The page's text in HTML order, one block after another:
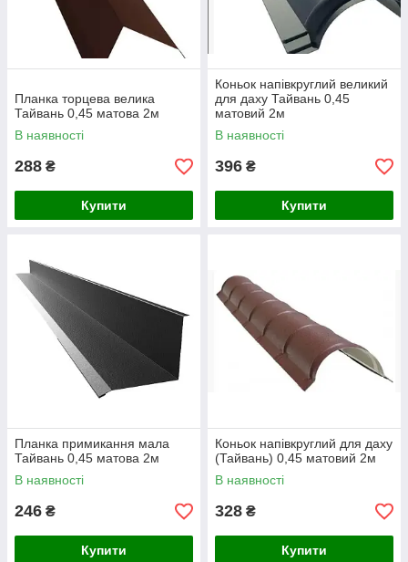
Планка торцева велика
Тайвань 0,45 матова 2м
В наявності
288 ₴
Купити
Коньок напівкруглий великий
для даху Тайвань 0,45
матовий 2м
В наявності
396 ₴
Купити
Планка примикання мала
Тайвань 0,45 матова 2м
В наявності
246 ₴
Купити
Коньок напівкруглий для даху
(Тайвань) 0,45 матовий 2м
В наявності
328 ₴
Купити